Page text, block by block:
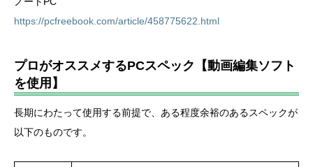
https://pcfreebook.com/article/458775622.html
プロがオススメするPCスペック【動画編集ソフト
を使用】
長期にわたって使用する前提で、ある程度余裕のあるスペックが
以下のものです。